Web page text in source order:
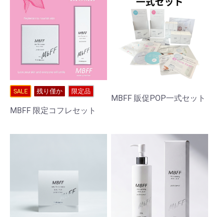
SALE 残り僅か 限定品
MBFF 限定コフレセット
MBFF 販促POP一式セット